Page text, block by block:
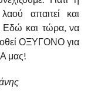
απαιτεί και
Εδώ και τώρα, να
ΟΞΥΓΟΝΟ για
μας!